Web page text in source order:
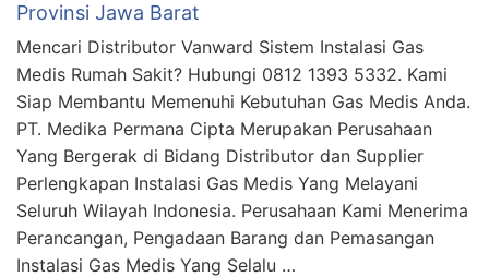
Provinsi Jawa Barat
Mencari Distributor Vanward Sistem Instalasi Gas
Medis Rumah Sakit? Hubungi 0812 1393 5332. Kami
Siap Membantu Memenuhi Kebutuhan Gas Medis Anda.
PT. Medika Permana Cipta Merupakan Perusahaan
Yang Bergerak di Bidang Distributor dan Supplier
Perlengkapan Instalasi Gas Medis Yang Melayani
Seluruh Wilayah Indonesia. Perusahaan Kami Menerima
Perancangan, Pengadaan Barang dan Pemasangan
Instalasi Gas Medis Yang Selalu …